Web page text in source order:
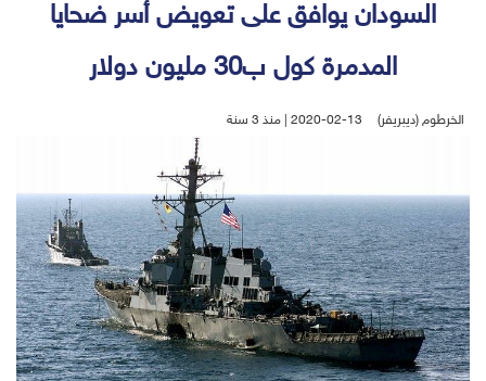
السودان يوافق على تعويض أسر ضحايا
المدمرة كول ب30 مليون دولار
الخرطوم (ديبريفر) 2020-02-13 | منذ 3 سنة